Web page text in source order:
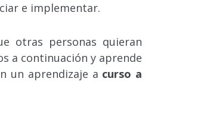
e implementar.
otras personas quieran
a continuación y aprende
un aprendizaje a curso a